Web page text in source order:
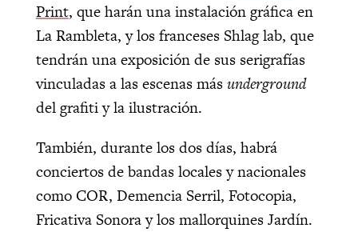
Print, que harán una instalación gráfica en
La Rambleta, y los franceses Shlag lab, que
tendrán una exposición de sus serigrafías
vinculadas a las escenas másunderground
del grafiti y la ilustración.
También, durante los dos días, habrá
conciertos de bandas locales y nacionales
como COR, Demencia Serril, Fotocopia,
Fricativa Sonora y los mallorquines Jardín.